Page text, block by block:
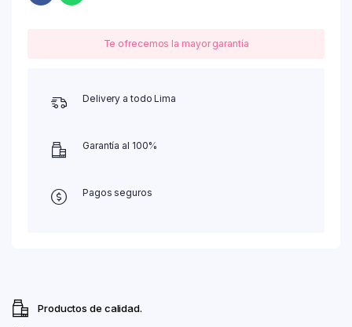
Te ofrecemos la mayor garantía
Delivery a todo Lima
Garantía al 100%
Pagos seguros
Productos de calidad.